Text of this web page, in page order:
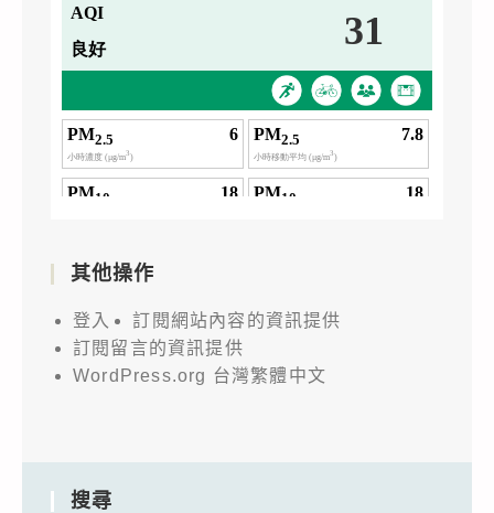
其他操作
登入
訂閱網站內容的資訊提供
訂閱留言的資訊提供
WordPress.org 台灣繁體中文
搜尋